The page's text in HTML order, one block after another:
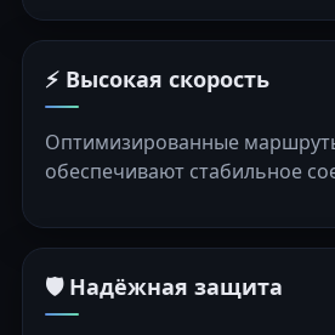
⚡ Высокая скорость
Оптимизированные
обеспечивают стабильное
🛡️ Надёжная защита